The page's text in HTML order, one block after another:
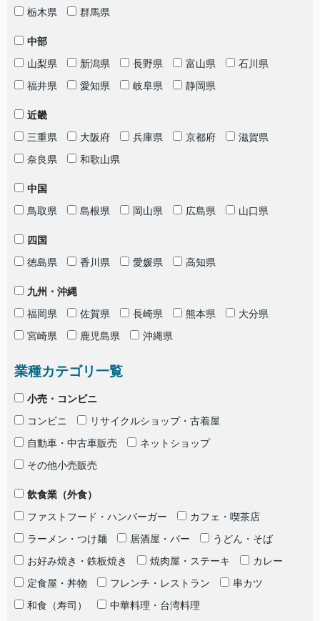
栃木県
群馬県
中部
山梨県
新潟県 長野県 富山県
石川県
福井県
愛知県 岐阜県 静岡県
近畿
三重県
大阪府 兵庫県 京都府
滋賀県
奈良県
和歌山県
中国
鳥取県
島根県 岡山県 広島県 山口県
四国
徳島県
香川県 愛媛県 高知県
九州・沖縄
福岡県
佐賀県 長崎県 熊本県
大分県
宮崎県
鹿児島県 沖縄県
業種カテゴリ一覧
小売・コンビニ
コンビニ
リサイクルショップ・古着屋
自動車・中古車販売
ネットショップ
その他小売販売
飲食業（外食）
ファストフード・ハンバーガー
カフェ・喫茶店
ラーメン・つけ麺
居酒屋・バー
うどん・そば
お好み焼き・鉄板焼き
焼肉屋・ステーキ
カレー
定食屋・丼物
フレンチ・レストラン
串カツ
和食（寿司）
中華料理・台湾料理